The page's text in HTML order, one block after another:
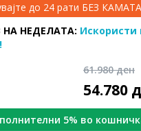
до 24 рати БЕЗ
НА НЕДЕЛАТА: Искористи
!
61.980 ден
54.780
5% во